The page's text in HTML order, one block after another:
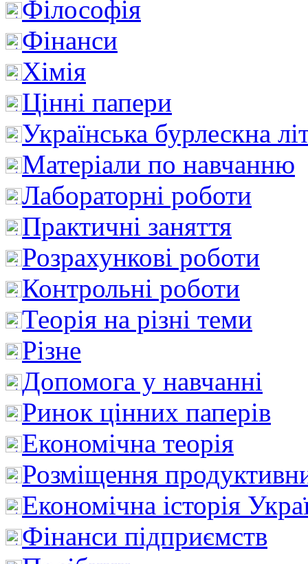
Філософія
Фінанси
Хімія
Цінні папери
Українська бурлескна
Матеріали по навчанню
Лабораторні роботи
Практичні заняття
Розрахункові роботи
Контрольні роботи
Теорія на різні теми
Різне
Допомога у навчанні
Ринок цінних паперів
Економічна теорія
Розміщення
Економічна історія
Фінанси підприємств